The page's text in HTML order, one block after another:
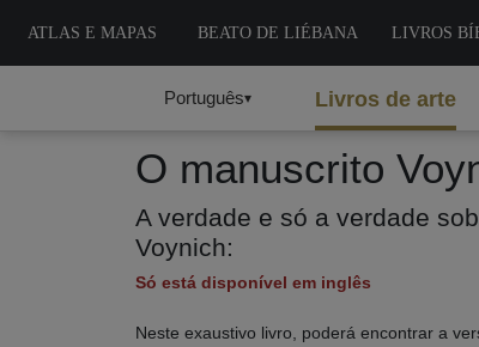
ATLAS E MAPAS BEATO DE LIÉBANA LIVROS
Português▾ Livros de arte
O manuscrito
A verdade e só a verdade
Voynich:
Só está disponível em inglês
Neste exaustivo livro, poderá encontrar a